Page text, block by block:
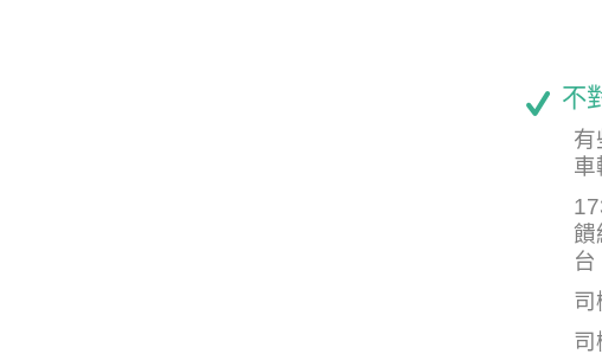
不
有
車
饋
台
司
司